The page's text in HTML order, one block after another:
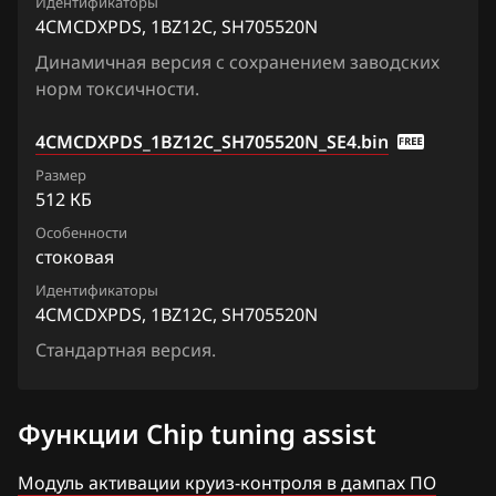
Fiat
Ford
Foton
GAC
Geely
Genesis
GMC
Groz
Haima
Quest
Sentra
Serena
Skyline
Stagea
Sunny
Teana (J31)
Teana (L33)
Tiida
4CMCB1PDM_1BZ29A_SH705520N
4CMCB1PDM_1JD12A_SH705520N
4CMCB1PDM_1JD41B_SH705520N
4CMCB1PDM_1JD43A_SH705520N
4CMCB1PDM_1JD45B_SH705520N
4CMCB1PDM_1JD47A_SH705520N
4CMCB1PDM1_1BZ16C_SH705520N
4CMCDXPDS, 1BZ12C, SH705520N
Динамичная версия с сохранением заводских
норм токсичности.
4CMCDXPDS_1BZ12C_SH705520N_SE4.bin
Размер
512 КБ
Особенности
стоковая
Идентификаторы
4CMCDXPDS, 1BZ12C, SH705520N
Стандартная версия.
Функции Chip tuning assist
Модуль активации круиз-контроля в дампах ПО